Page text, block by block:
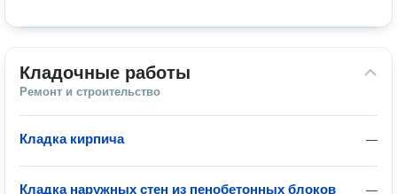
Кладочные работы
Ремонт и строительство
—
Кладка кирпича
—
Кладка наружных стен из пенобетонных блоков